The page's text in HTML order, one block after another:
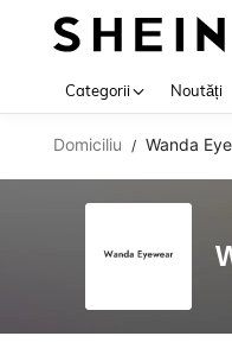
Categorii Noutăți
Domiciliu / Wanda